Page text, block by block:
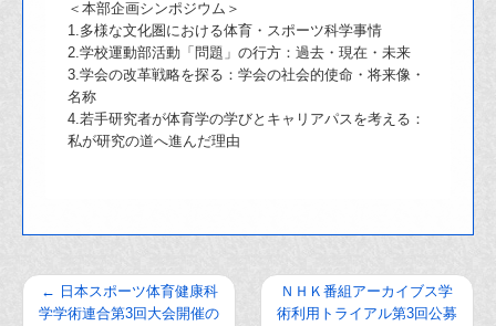
＜本部企画シンポジウム＞
1.多様な文化圏における体育・スポーツ科学事情
2.学校運動部活動「問題」の行方：過去・現在・未来
3.学会の改革戦略を探る：学会の社会的使命・将来像・
名称
4.若手研究者が体育学の学びとキャリアパスを考える：
私が研究の道へ進んだ理由
← 日本スポーツ体育健康科
学学術連合第3回大会開催の
ＮＨＫ番組アーカイブス学
術利用トライアル第3回公募